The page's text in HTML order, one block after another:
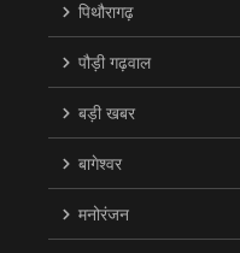
पिथौरागढ़
पौड़ी गढ़वाल
बड़ी खबर
बागेश्वर
मनोरंजन